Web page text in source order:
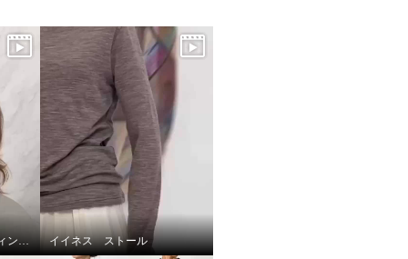
前髪トライ🎵 ギンカウィンカ ドレスドヘアー イイネス ストール